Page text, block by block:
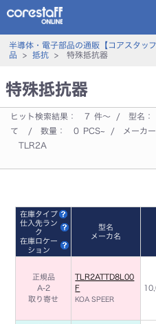
半導体・電子部品の通販【コアスタッ
品 > 抵抗> 特殊抵抗器
特殊抵抗器
ヒット検索結果： 7 件～ / 型名：
て
/ 数量： 0 PCS~ / メーカー
TLR2A
在庫タイプ
仕入先ラン
ク
在庫ロケー
ション
型名
メーカ名
正規品
A-2
取り寄せ
TLR2ATTD8L00
F
KOA SPEER